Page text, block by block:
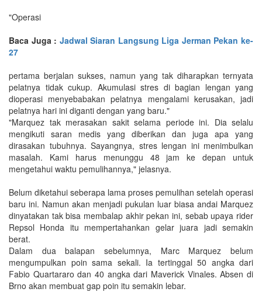
"Operasi
Baca Juga : Jadwal Siaran Langsung Liga Jerman Pekan ke-
27
pertama berjalan sukses, namun yang tak diharapkan ternyata
pelatnya tidak cukup. Akumulasi stres di bagian lengan yang
dioperasi menyebabakan pelatnya mengalami kerusakan, jadi
pelatnya hari ini diganti dengan yang baru."
"Marquez tak merasakan sakit selama periode ini. Dia selalu
mengikuti saran medis yang diberikan dan juga apa yang
dirasakan tubuhnya. Sayangnya, stres lengan ini menimbulkan
masalah. Kami harus menunggu 48 jam ke depan untuk
mengetahui waktu pemulihannya," jelasnya.
Belum diketahui seberapa lama proses pemulihan setelah operasi
baru ini. Namun akan menjadi pukulan luar biasa andai Marquez
dinyatakan tak bisa membalap akhir pekan ini, sebab upaya rider
Repsol Honda itu mempertahankan gelar juara jadi semakin
berat.
Dalam dua balapan sebelumnya, Marc Marquez belum
mengumpulkan poin sama sekali. Ia tertinggal 50 angka dari
Fabio Quartararo dan 40 angka dari Maverick Vinales. Absen di
Brno akan membuat gap poin itu semakin lebar.